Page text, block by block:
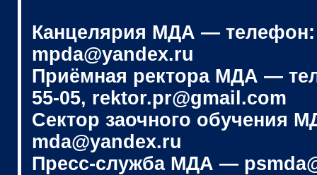
Канцелярия МДА — телефон:
mpda@yandex.ru
Приёмная ректора МДА —
55-05, rektor.pr@gmail.com
Сектор заочного обучения
mda@yandex.ru
Пресс-служба МДА —